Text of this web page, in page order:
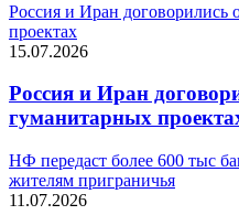
Россия и Иран договорились
проектах
15.07.2026
Россия и Иран
гуманитарных
НФ передаст более 600 тыс
жителям приграничья
11.07.2026